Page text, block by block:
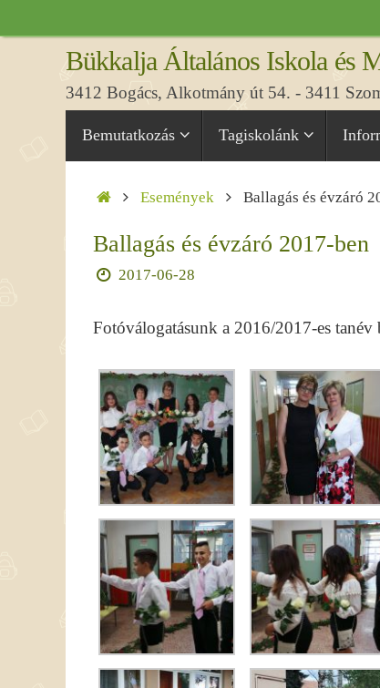
a
tartalomraBükkalja Általános Iskola és
3412 Bogács, Alkotmány út 54. - 3411
Bemutatkozás Tagiskolánk
HomeEsemények Ballagás és évzáró
Ballagás és évzáró 2017-ben
2017-06-28
Fotóválogatásunk a 2016/2017-es tanév